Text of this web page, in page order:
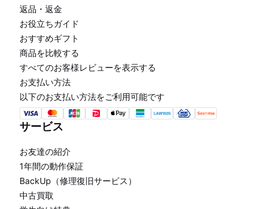
返品・返金
お役立ちガイド
おすすめギフト
商品を比較する
すべてのお客様レビューを表示する
お支払い方法
以下のお支払い方法をご利用可能です
サービス
お友達の紹介
1年間の動作保証
BackUp（修理復旧サービス）
中古買取